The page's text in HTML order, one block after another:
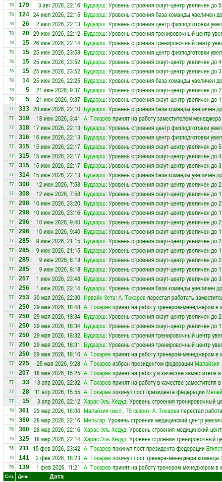
78 179 3 авг 2026, 22:16 Будаэрш: Уровень строения скаут-центр увеличен до
78 124 24 июл 2026, 22:15 Будаэрш: Уровень строения база команды увеличен
78 26 2 июл 2026, 22:13 Будаэрш: Уровень строения центр физподготовки
78 20 29 июн 2026, 22:12 Будаэрш: Уровень строения тренировочный центр
78 15 26 июн 2026, 22:14 Будаэрш: Уровень строения тренировочный центр
78 15 25 июн 2026, 23:53 Будаэрш: Уровень строения центр физподготовки
78 15 25 июн 2026, 23:52 Будаэрш: Уровень строения скаут-центр увеличен до
78 15 25 июн 2026, 23:52 Будаэрш: Уровень строения скаут-центр увеличен до
78 14 25 июн 2026, 22:25 Будаэрш: Уровень строения база команды увеличен
78 5 21 июн 2026, 9:37 Будаэрш: Уровень строения скаут-центр увеличен до
78 5 21 июн 2026, 9:37 Будаэрш: Уровень строения скаут-центр увеличен до
77 333 20 июн 2026, 22:10 Будаэрш: Уровень строения база команды увеличен
77 319 18 июн 2026, 3:41 А. Токаревпринят на работу заместителем
77 318 17 июн 2026, 22:13 Будаэрш: Уровень строения центр физподготовки
77 316 16 июн 2026, 22:13 Будаэрш: Уровень строения центр физподготовки
77 315 15 июн 2026, 22:17 Будаэрш: Уровень строения скаут-центр увеличен до
77 315 15 июн 2026, 22:17 Будаэрш: Уровень строения скаут-центр увеличен до
77 315 15 июн 2026, 22:17 Будаэрш: Уровень строения скаут-центр увеличен до
77 314 15 июн 2026, 22:13 Будаэрш: Уровень строения база команды увеличен
77 308 12 июн 2026, 7:58 Будаэрш: Уровень строения скаут-центр увеличен до
77 308 12 июн 2026, 7:58 Будаэрш: Уровень строения скаут-центр увеличен до
77 298 10 июн 2026, 23:20 Будаэрш: Уровень строения скаут-центр увеличен до
77 298 10 июн 2026, 23:16 Будаэрш: Уровень строения скаут-центр увеличен до
77 296 10 июн 2026, 9:40 Будаэрш: Уровень строения скаут-центр увеличен до
77 296 10 июн 2026, 9:40 Будаэрш: Уровень строения скаут-центр увеличен до
77 285 9 июн 2026, 21:15 Будаэрш: Уровень строения скаут-центр увеличен до
77 285 9 июн 2026, 21:15 Будаэрш: Уровень строения скаут-центр увеличен до
77 285 9 июн 2026, 8:18 Будаэрш: Уровень строения скаут-центр увеличен до
77 285 9 июн 2026, 8:18 Будаэрш: Уровень строения скаут-центр увеличен до
77 257 1 июн 2026, 23:48 Будаэрш: Уровень строения скаут-центр увеличен до
77 256 1 июн 2026, 22:14 Будаэрш: Уровень строения база команды увеличен
77 253 30 мая 2026, 22:30 Ирвайн Зета: А. Токаревперестал работать
77 250 29 мая 2026, 18:48 А. Токаревпринят на работу тренером-менеджером в
77 250 29 мая 2026, 18:34 Будаэрш: Уровень строения скаут-центр увеличен до
77 250 29 мая 2026, 18:34 Будаэрш: Уровень строения скаут-центр увеличен до
77 250 29 мая 2026, 18:32 Будаэрш: Уровень строения тренировочный центр
77 250 29 мая 2026, 18:31 Будаэрш: Уровень строения тренировочный центр
77 250 29 мая 2026, 18:10 А. Токаревпринят на работу тренером-менеджером в
77 225 25 мая 2026, 9:28 А. Токаревизбран президентом федерацииМалайзия
77 207 18 мая 2026, 15:25 А. Токаревпринят на работу в качестве заместителя
77 33 13 апр 2026, 22:32 А. Токаревпринят на работу в качестве заместителя
77 28 11 апр 2026, 15:55 А. Токаревпокинул пост президента федерации
77 15 3 апр 2026, 22:12 Харас Эль Хедуд: Уровень строения тренировочный
76 361 29 мар 2026, 18:00 Малайзия (мол., 76 сезон): А. Токаревперестал
76 360 28 мар 2026, 22:16 Мельгар: Уровень строения медицинский центр
76 360 28 мар 2026, 22:16 Харас Эль Хедуд: Уровень строения медицинский
76 325 18 мар 2026, 22:14 Харас Эль Хедуд: Уровень строения тренировочный
76 211 15 фев 2026, 23:42 А. Токаревпокинул пост президента федерации
76 141 2 фев 2026, 18:23 А. Токаревпокинул пост тренера-менеджера команды
76 139 1 фев 2026, 11:21 А. Токаревпринят на работу тренером-менеджером в
Сез. День
Дата